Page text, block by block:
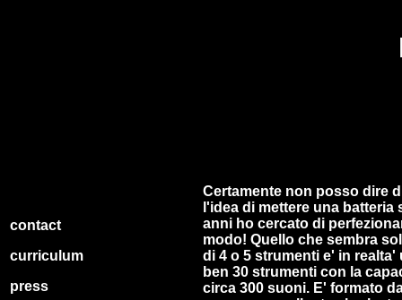
contact
curriculum
press
Certamente non posso dire
l'idea di mettere una batteria
anni ho cercato di
modo! Quello che sembra
di 4 o 5 strumenti e' in
ben 30 strumenti con la
circa 300 suoni. E' formato